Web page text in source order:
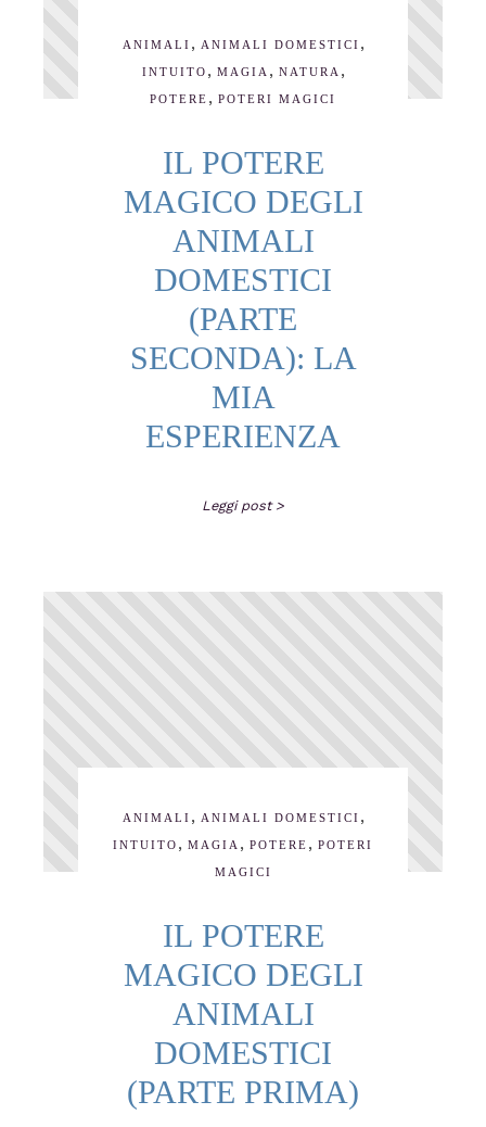
ANIMALI , ANIMALI DOMESTICI ,
INTUITO , MAGIA , NATURA ,
POTERE , POTERI MAGICI
IL POTERE
MAGICO DEGLI
ANIMALI
DOMESTICI
(PARTE
SECONDA): LA
MIA
ESPERIENZA
Leggi post >
ANIMALI , ANIMALI DOMESTICI ,
INTUITO , MAGIA , POTERE , POTERI
MAGICI
IL POTERE
MAGICO DEGLI
ANIMALI
DOMESTICI
(PARTE PRIMA)